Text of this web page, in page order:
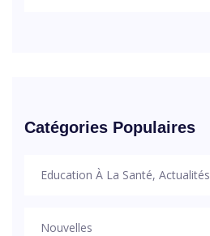
Catégories Populaires
Education À La Santé, Actualités
Nouvelles